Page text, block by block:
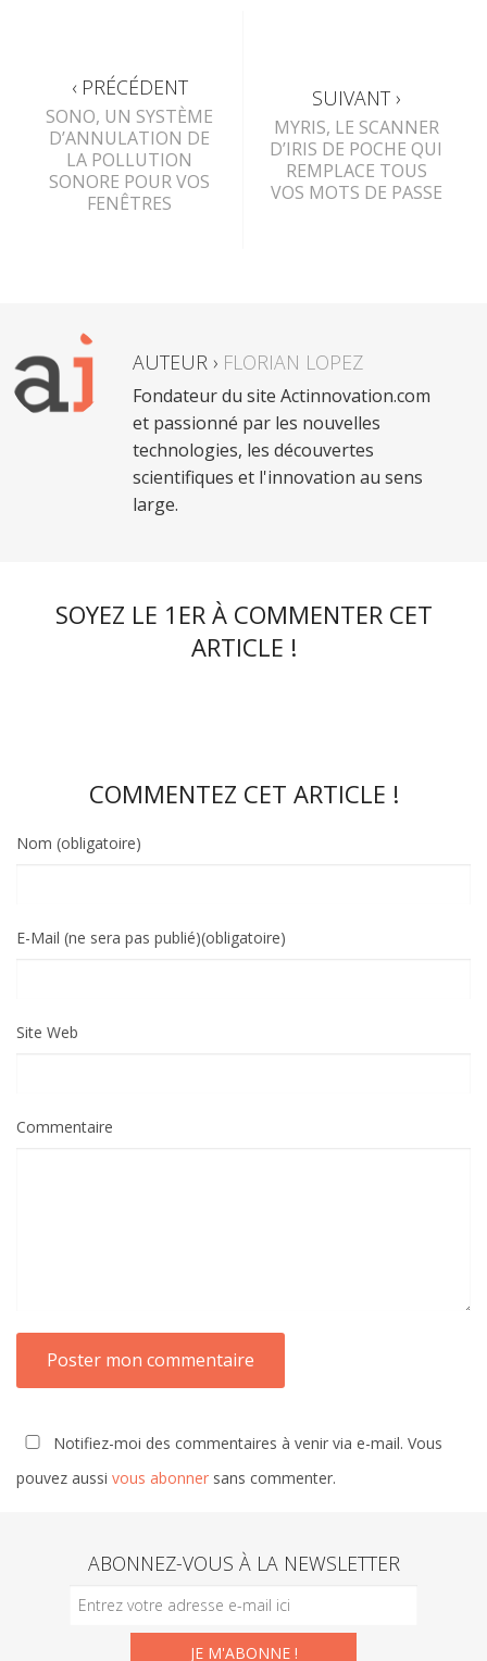
‹ PRÉCÉDENT
SONO, UN SYSTÈME
D’ANNULATION DE
LA POLLUTION
SONORE POUR VOS
FENÊTRES
SUIVANT ›
MYRIS, LE SCANNER
D’IRIS DE POCHE QUI
REMPLACE TOUS
VOS MOTS DE PASSE
AUTEUR › FLORIAN LOPEZ
Fondateur du site Actinnovation.com
et passionné par les nouvelles
technologies, les découvertes
scientifiques et l'innovation au sens
large.
SOYEZ LE 1ER À COMMENTER CET
ARTICLE !
COMMENTEZ CET ARTICLE !
Nom (obligatoire)
E-Mail (ne sera pas publié)(obligatoire)
Site Web
Commentaire
Notifiez-moi des commentaires à venir via e-mail. Vous
pouvez aussi vous abonner sans commenter.
ABONNEZ-VOUS À LA NEWSLETTER